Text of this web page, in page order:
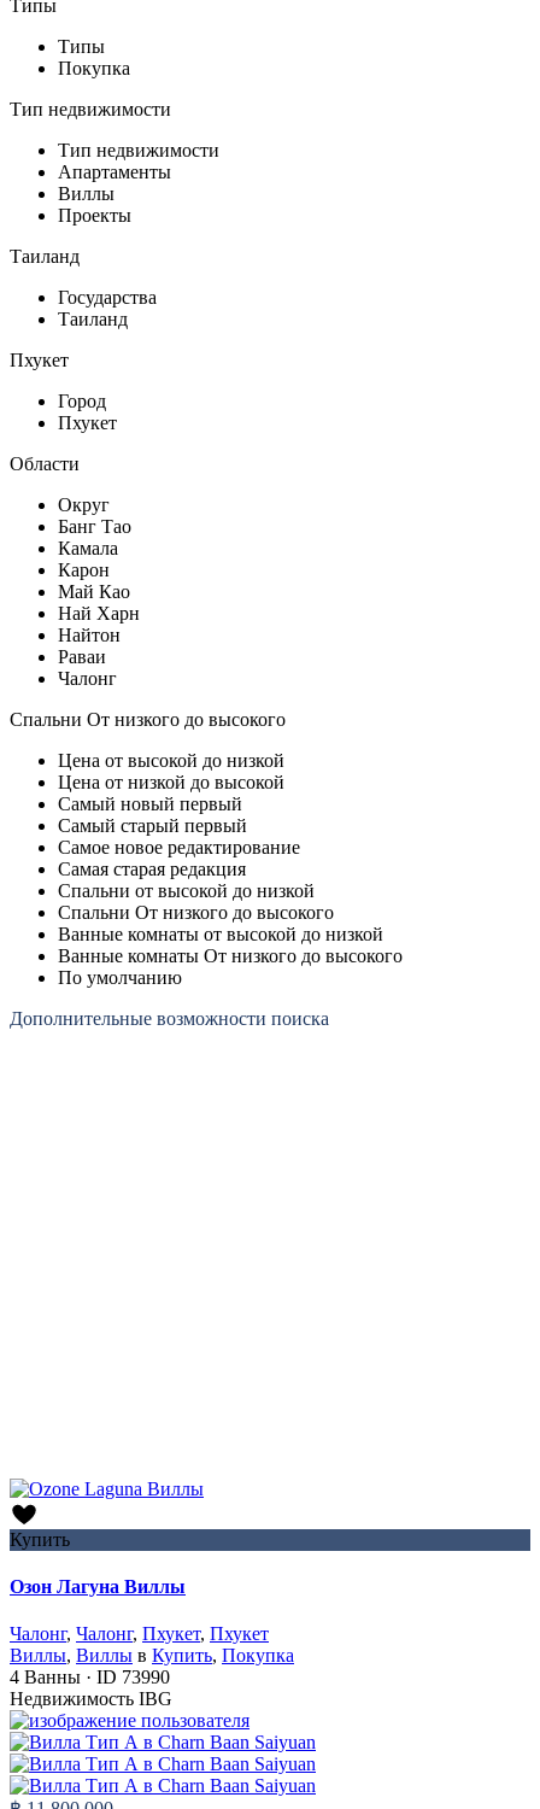
Типы
Типы
Покупка
Тип недвижимости
Тип недвижимости
Апартаменты
Виллы
Проекты
Таиланд
Государства
Таиланд
Пхукет
Город
Пхукет
Области
Округ
Банг Тао
Камала
Карон
Май Као
Най Харн
Найтон
Раваи
Чалонг
Спальни От низкого до высокого
Цена от высокой до низкой
Цена от низкой до высокой
Самый новый первый
Самый старый первый
Самое новое редактирование
Самая старая редакция
Спальни от высокой до низкой
Спальни От низкого до высокого
Ванные комнаты от высокой до низкой
Ванные комнаты От низкого до высокого
По умолчанию
Дополнительные возможности поиска
Купить
Озон Лагуна Виллы
Чалонг, Чалонг, Пхукет, Пхукет
Виллы, Виллы в Купить, Покупка
4 Ванны · ID 73990
Недвижимость IBG